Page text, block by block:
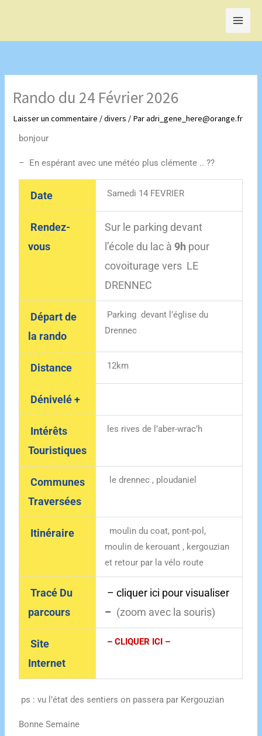
contenu
Rando du 24 Février 2026
Laisser un commentaire /divers / Paradri_gene_here@orange.fr
bonjour
– En espérant avec une météo plus clémente .. ??
Date Samedi 14 FEVRIER
Rendez-
vous
Sur le parking devant
l’école du lac à9h pour
covoiturage vers LE
DRENNEC
Départ de
la rando
Parking devant l’église du
Drennec
Distance 12km
Dénivelé +
Intérêts
Touristiques
les rives de l’aber-wrac’h
Communes
Traversées
le drennec , ploudaniel
Itinéraire
moulin du coat, pont-pol,
moulin de kerouant , kergouzian
et retour par la vélo route
Tracé Du
parcours
– cliquer ici pour visualiser
– (zoom avec la souris)
Site
Internet
– CLIQUER ICI –
ps : vu l’état des sentiers on passera par Kergouzian
Bonne Semaine